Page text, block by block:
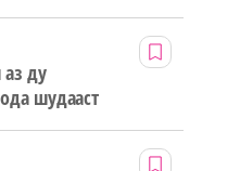
ду
шудааст